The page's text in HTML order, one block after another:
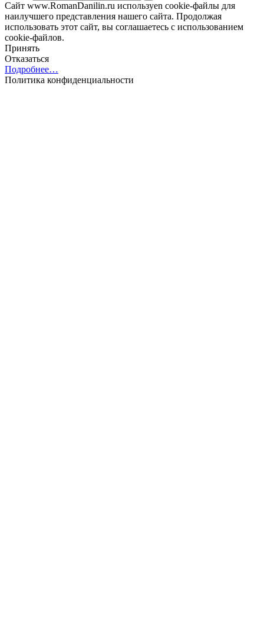
Сайт www.RomanDanilin.ru используеn cookie-файлы для
наилучшего представления нашего сайта. Продолжая
использовать этот сайт, вы соглашаетесь с использованием
cookie-файлов.
Принять
Отказаться
Подробнее…
Политика конфиденциальности